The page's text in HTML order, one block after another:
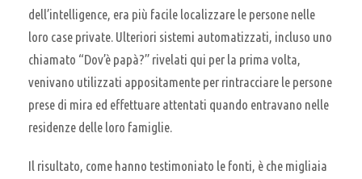
dell’intelligence, era più facile localizzare le persone nelle
loro case private. Ulteriori sistemi automatizzati, incluso uno
chiamato “Dov’è papà?” rivelati qui per la prima volta,
venivano utilizzati appositamente per rintracciare le persone
prese di mira ed effettuare attentati quando entravano nelle
residenze delle loro famiglie.
Il risultato, come hanno testimoniato le fonti, è che migliaia